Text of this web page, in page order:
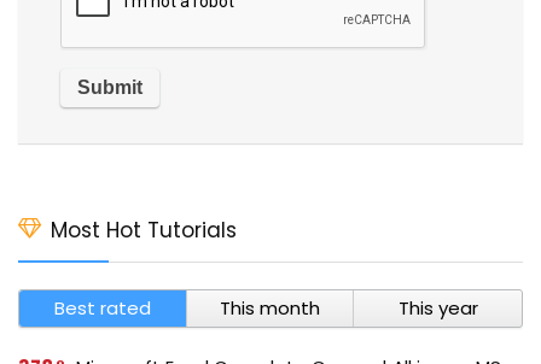
Most Hot Tutorials
Best rated This month This year